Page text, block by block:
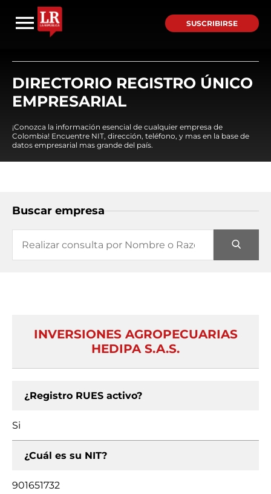
SUSCRIBIRSE
DIRECTORIO REGISTRO ÚNICO
EMPRESARIAL
¡Conozca la información esencial de cualquier empresa de
Colombia! Encuentre NIT, dirección, teléfono, y mas en la base de
datos empresarial mas grande del país.
Buscar empresa
INVERSIONES AGROPECUARIAS
HEDIPA S.A.S.
¿Registro RUES activo?
Si
¿Cuál es su NIT?
901651732